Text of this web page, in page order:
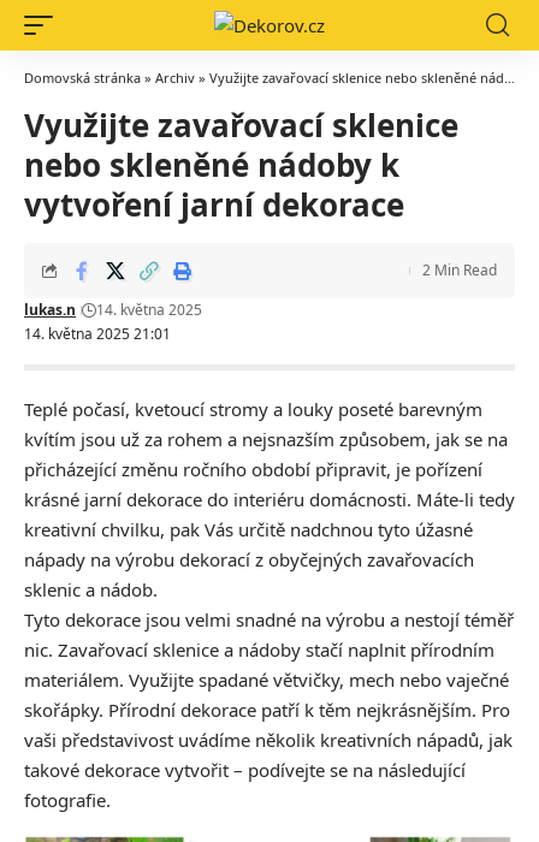
Domovská stránka » Archiv » Využijte zavařovací sklenice nebo skleněné nádoby k vytvoření jarní dekorace
Využijte zavařovací sklenice
nebo skleněné nádoby k
vytvoření jarní dekorace
14. května 2025 21:01
lukas.n 14. května 2025
2 Min Read
Teplé počasí, kvetoucí stromy a louky poseté barevným
kvítím jsou už za rohem a nejsnazším způsobem, jak se na
přicházející změnu ročního období připravit, je pořízení
krásné jarní dekorace do interiéru domácnosti. Máte-li tedy
kreativní chvilku, pak Vás určitě nadchnou tyto úžasné
nápady na výrobu dekorací z obyčejných zavařovacích
sklenic a nádob.
Tyto dekorace jsou velmi snadné na výrobu a nestojí téměř
nic. Zavařovací sklenice a nádoby stačí naplnit přírodním
materiálem. Využijte spadané větvičky, mech nebo vaječné
skořápky. Přírodní dekorace patří k těm nejkrásnějším. Pro
vaši představivost uvádíme několik kreativních nápadů, jak
takové dekorace vytvořit – podívejte se na následující
fotografie.